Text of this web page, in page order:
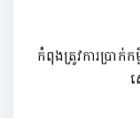
កំពុងត្រូវការប្រាក់